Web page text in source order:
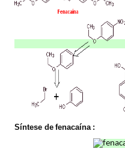
Síntese de fenacaína :